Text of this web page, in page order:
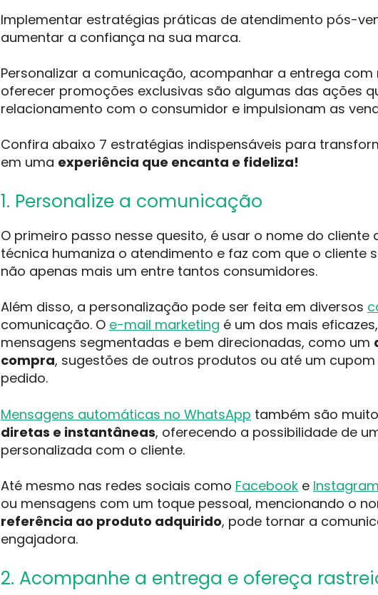
Implementar estratégias práticas de atendimento pós-
aumentar a confiança na sua marca.
Personalizar a comunicação, acompanhar a entrega
oferecer promoções exclusivas são algumas das ações
relacionamento com o consumidor e impulsionam as
Confira abaixo 7 estratégias indispensáveis para
em uma experiência que encanta e fideliza!
1. Personalize a comunicação
O primeiro passo nesse quesito, é usar o nome do cliente
técnica humaniza o atendimento e faz com que o cliente
não apenas mais um entre tantos consumidores.
Além disso, a personalização pode ser feita em diversos
comunicação. O e-mail marketing é um dos mais
mensagens segmentadas e bem direcionadas, como um
compra, sugestões de outros produtos ou até um
pedido.
Mensagens automáticas no WhatsApp também são
diretas e instantâneas, oferecendo a possibilidade de
personalizada com o cliente.
Até mesmo nas redes sociais como Facebook e Instagram
ou mensagens com um toque pessoal, mencionando o
referência ao produto adquirido, pode tornar a
engajadora.
2. Acompanhe a entrega e ofereça